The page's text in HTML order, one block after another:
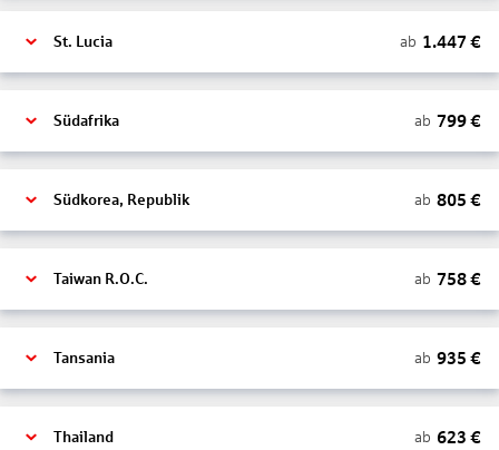
St. Lucia ab 1.447 €
Südafrika ab 799€
Südkorea, Republik ab 805 €
Taiwan R.O.C. ab 758€
Tansania ab 935 €
Thailand ab 623 €